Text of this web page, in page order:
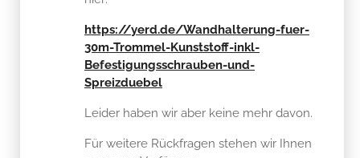
https://yerd.de/Wandhalterung-fuer-
30m-Trommel-Kunststoff-inkl-
Befestigungsschrauben-und-
Spreizduebel
Leider haben wir aber keine mehr davon.
Für weitere Rückfragen stehen wir Ihnen